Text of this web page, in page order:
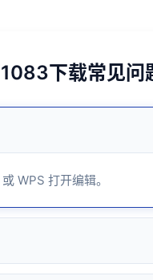
下载常见问
WPS 打开编辑。